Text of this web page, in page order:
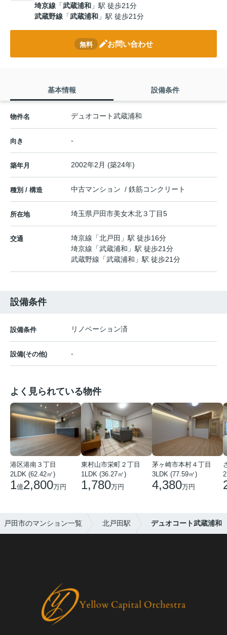
埼京線 「武蔵浦和 」駅 徒歩21分
武蔵野線 「武蔵浦和 」駅 徒歩21分
無料 お問い合わせ
基本情報 設備条件
物件名 デュオコート武蔵浦和
向き -
築年月 2002年2月 (築24年)
種別 / 構造 中古マンション / 鉄筋コンクリート
所在地 埼玉県 戸田市美女木北３丁目5
交通 埼京線 「北戸田 」駅 徒歩16分
埼京線 「武蔵浦和 」駅 徒歩21分
武蔵野線 「武蔵浦和 」駅 徒歩21分
設備条件
設備条件 リノベーション済
設備(その他) -
よく見られている物件
港区港南３丁目
2LDK (62.42㎡)
1億2,800万円
東村山市栄町２丁目
1LDK (36.27㎡)
1,780万円
茅ヶ崎市本村４丁目
3LDK (77.59㎡)
4,380万円
戸田市のマンション一覧 北戸田駅 デュオコート武蔵浦和